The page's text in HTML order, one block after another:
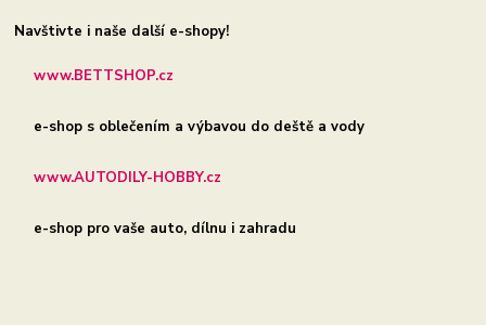
Navštivte i naše další e-shopy!
www.BETTSHOP.cz
e-shop s oblečením a výbavou do deště a vody
www.AUTODILY-HOBBY.cz
e-shop pro vaše auto, dílnu i zahradu